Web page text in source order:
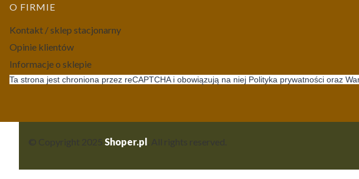
O FIRMIE
Kontakt / sklep stacjonarny
Opinie klientów
Informacje o sklepie
Ta strona jest chroniona przez reCAPTCHA i obowiązują na niej Polityka prywatności oraz
Shoper.pl